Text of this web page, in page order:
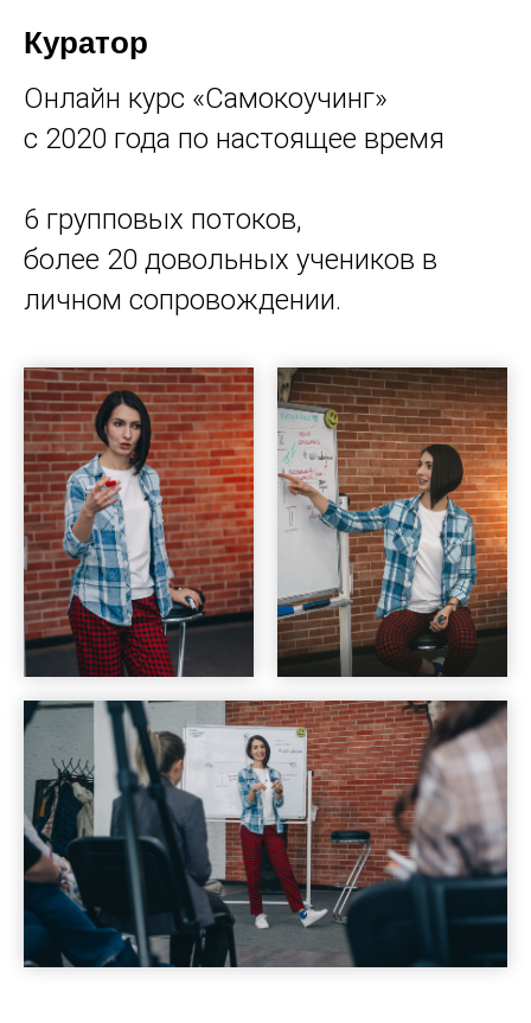
Куратор
Онлайн курс «Самокоучинг»
с 2020 года по настоящее время
6 групповых потоков,
более 20 довольных учеников в
личном сопровождении.